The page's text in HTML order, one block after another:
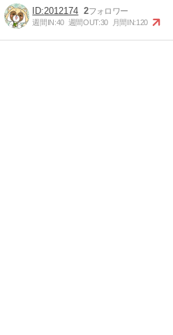
2012174 2
週間IN:40 週間OUT:30 月間IN:120